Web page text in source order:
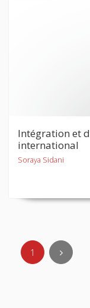
Intégration et
international
Soraya Sidani
1